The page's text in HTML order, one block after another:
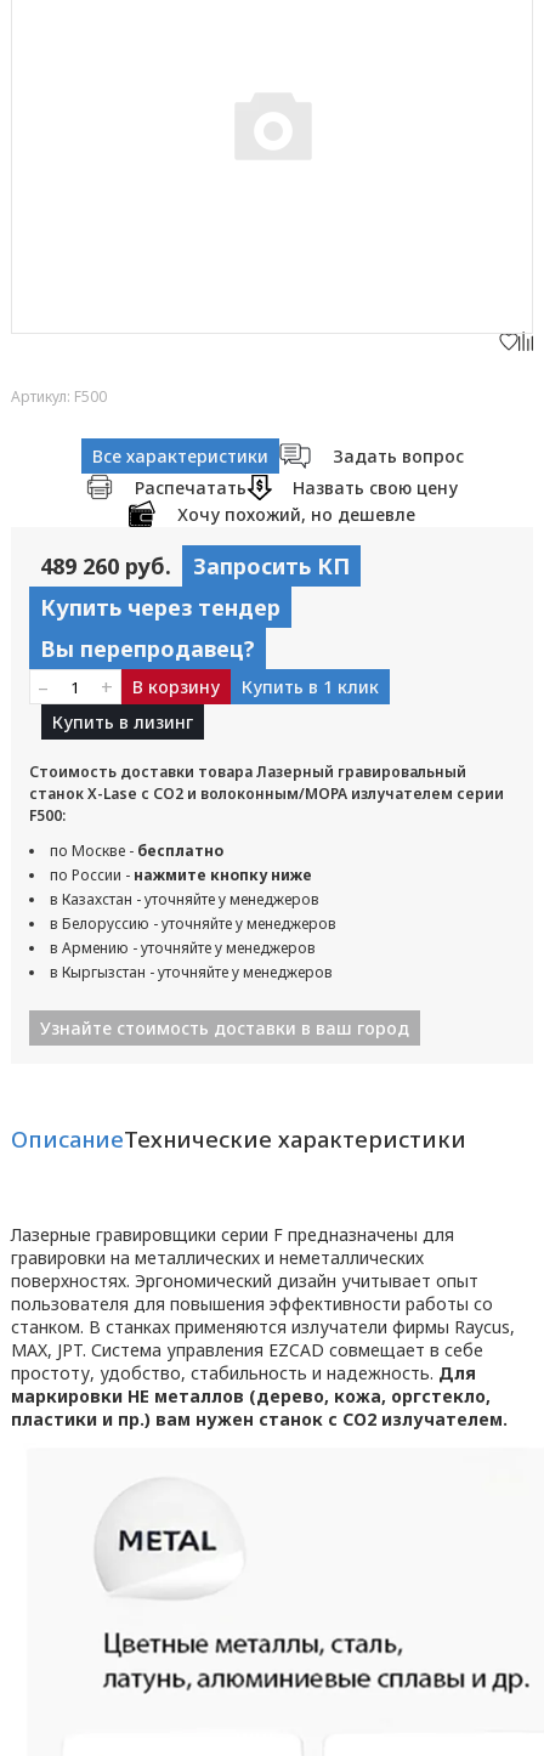
Артикул: F500
Все характеристики
Задать вопрос
Распечатать
Назвать свою цену
Хочу похожий, но дешевле
489 260 руб.
Запросить КП
Купить через тендер
Вы перепродавец?
– + В корзину
Купить в 1 клик
Купить в лизинг
Стоимость доставки товара Лазерный гравировальный
станок X-Lase с CO2 и волоконным/МОРА излучателем серии
F500:
по Москве - бесплатно
по России - нажмите кнопку ниже
в Казахстан - уточняйте у менеджеров
в Белоруссию - уточняйте у менеджеров
в Армению - уточняйте у менеджеров
в Кыргызстан - уточняйте у менеджеров
Узнайте стоимость доставки в ваш город
ОписаниеТехнические характеристики
Лазерные гравировщики серии F предназначены для
гравировки на металлических и неметаллических
поверхностях. Эргономический дизайн учитывает опыт
пользователя для повышения эффективности работы со
станком. В станках применяются излучатели фирмы Raycus,
MAX, JPT. Система управления EZCAD совмещает в себе
простоту, удобство, стабильность и надежность. Для
маркировки НЕ металлов (дерево, кожа, оргстекло,
пластики и пр.) вам нужен станок с CO2 излучателем.